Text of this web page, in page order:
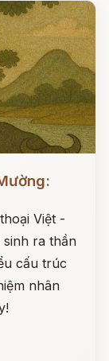
Việt -
ra thần
cấu trúc
nhân